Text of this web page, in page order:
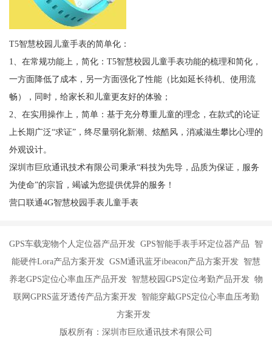
T5智慧校园儿童手表的简单化：
1、在常规功能上，简化：T5智慧校园儿童手表功能的梳理和简化，
一方面降低了成本，另一方面强化了性能（比如延长待机、使用流
畅），同时，给家长和儿童更友好的体验；
2、在实用操作上，简单：基于充分尊重儿童的理念，在款式的论证
上长期广泛“求证”，终尽量弱化新潮、炫酷风，消减滋生攀比心理的
外观设计。
深圳市巨欣通讯技术有限公司秉承“科技为先导，品质为保证，服务
为使命”的宗旨，竭诚为您提供优异的服务！
营口联通4G智慧校园手表儿童手表
GPS车载宠物个人定位器产品开发 GPS智能手表手环定位器产品 智
能硬件Lora产品方案开发 GSM通讯蓝牙ibeacon产品方案开发 智慧
养老GPS定位心率血压产品开发 智慧校园GPS定位考勤产品开发 物
联网GPRS蓝牙透传产品方案开发 智能穿戴GPS定位心率血压考勤
方案开发
版权所有：深圳市巨欣通讯技术有限公司